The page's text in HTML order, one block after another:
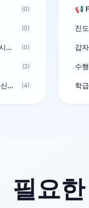
(0)
(0)
사이트 이용 중 사람인지 확인하는 창이 뜨시는 분은 알려주세요 (0)
(2)
갑자기 사용자가 많아졌어요?! 오늘 가입하신분^^ (4)
진
수
필요